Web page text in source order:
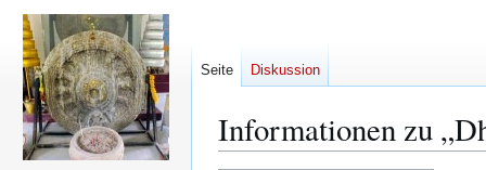
Informationen zu
Seite Diskussion